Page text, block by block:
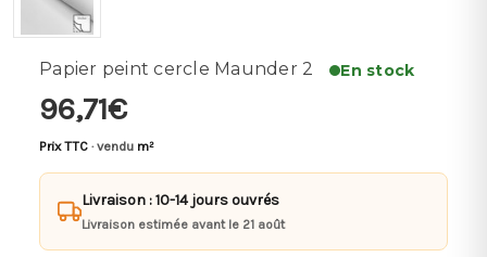
Papier peint cercle Maunder 2 En stock
96,71€
Prix TTC · vendu m²
Livraison : 10-14 jours ouvrés
Livraison estimée avant le 21 août